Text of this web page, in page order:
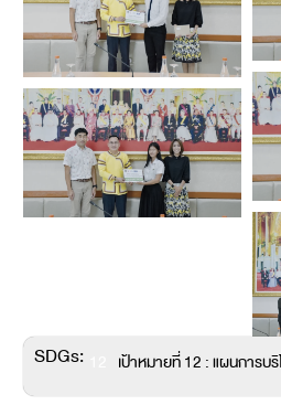
SDGs: เป้าหมายที่ 12 : แผนการบ